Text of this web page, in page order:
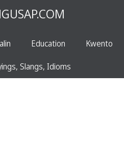
Education Kwento
Slangs, Idioms